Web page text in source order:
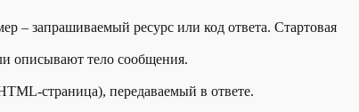
– запрашиваемый ресурс или код ответа. Стартовая
описывают тело сообщения.
страница), передаваемый в ответе.